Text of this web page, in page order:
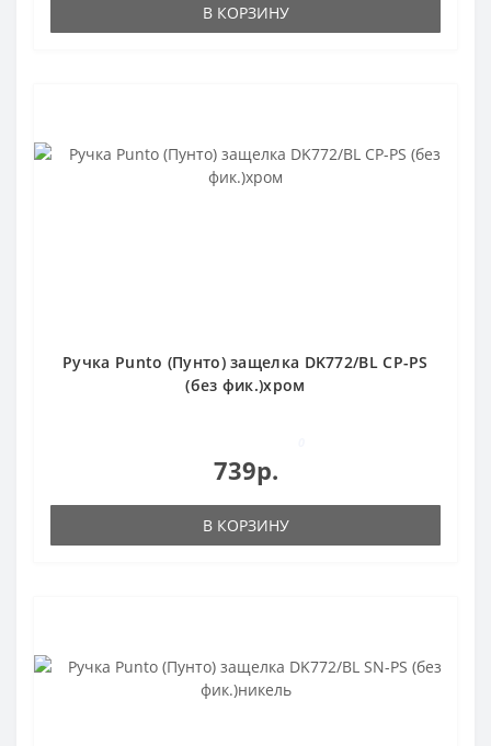
В КОРЗИНУ
Ручка Punto (Пунто) защелка DK772/BL CP-PS
(без фик.)хром
739р.
В КОРЗИНУ